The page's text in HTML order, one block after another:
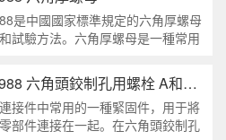
進行深度分析和知識挖掘。什么
是中國國家標準規定的六角厚螺母
試驗方法。六角厚螺母是一種常用
的力矩和耐久性的緊固裝配。六角
和制造工藝六角厚螺母通常由低碳
合金鋼
GB/T27-1988 六角頭鉸制孔用螺栓 A和B級
接件中常用的一種緊固件，用于將
部件連接在一起。在六角頭鉸制孔